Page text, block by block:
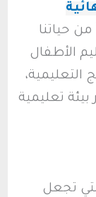
من حياتنا
الأطفال
التعليمية،
بيئة تعليمية
تجعل